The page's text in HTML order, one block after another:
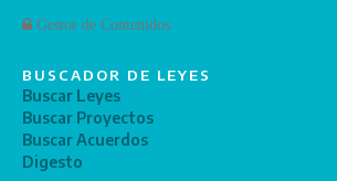
Gestor de Contenidos
BUSCADOR DE LEYES
Buscar Leyes
Buscar Proyectos
Buscar Acuerdos
Digesto